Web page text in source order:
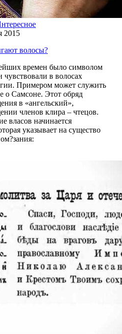
2015
волосы?
времен было символом
в волосах
Примером может служить
о Самсоне. Этот обряд
в «ангельский»,
членов клира – чтецов.
власов начинается
указывает на существо